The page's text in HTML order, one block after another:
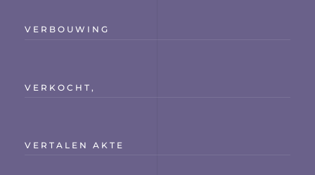
VERBOUWING
VERKOCHT,
VERTALEN AKTE